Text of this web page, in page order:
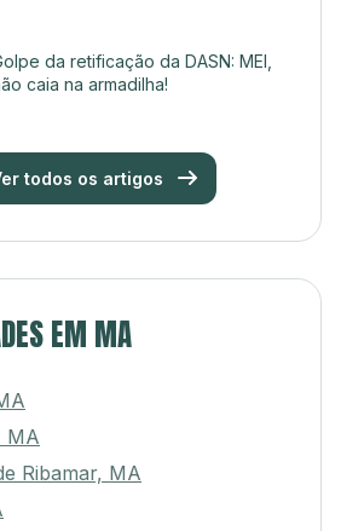
da retificação da DASN: MEI,
caia na armadilha!
todos os artigos
EM MA
MA
Ribamar, MA